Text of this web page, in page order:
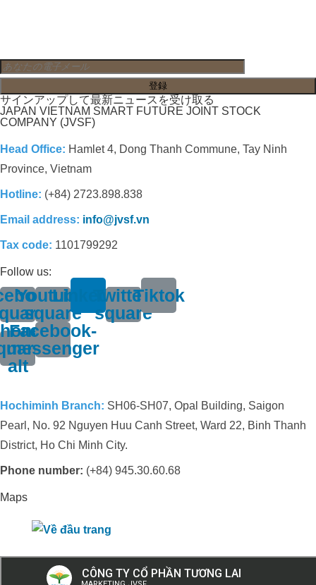
サインアップして最新ニュースを受け取る
JAPAN VIETNAM SMART FUTURE JOINT STOCK
COMPANY (JVSF)
Head Office: Hamlet 4, Dong Thanh Commune, Tay Ninh
Province, Vietnam
Hotline: (+84) 2723.898.838
Email address: info@jvsf.vn
Tax code: 1101799292
Follow us:
Youtube-
square
LinkedinTwitter-
square
Tiktok
alt
Facebook-
messenger
Hochiminh Branch: SH06-SH07, Opal Building, Saigon
Pearl, No. 92 Nguyen Huu Canh Street, Ward 22, Binh Thanh
District, Ho Chi Minh City.
Phone number: (+84) 945.30.60.68
Maps